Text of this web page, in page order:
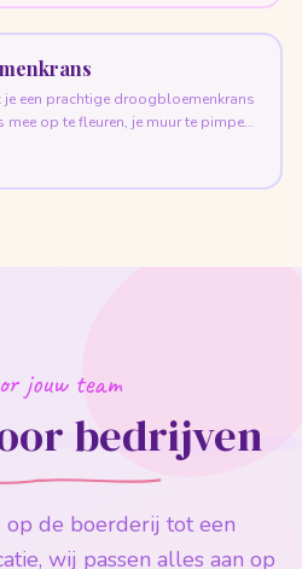
een prachtige droogbloemenkrans
mee op te fleuren, je muur te pimpen
jouw team
bedrijven
de boerderij tot een
wij passen alles aan op